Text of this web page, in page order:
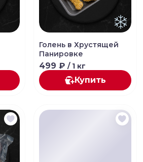
Голень в Хрустящей
Панировке
499 ₽ / 1 кг
Купить